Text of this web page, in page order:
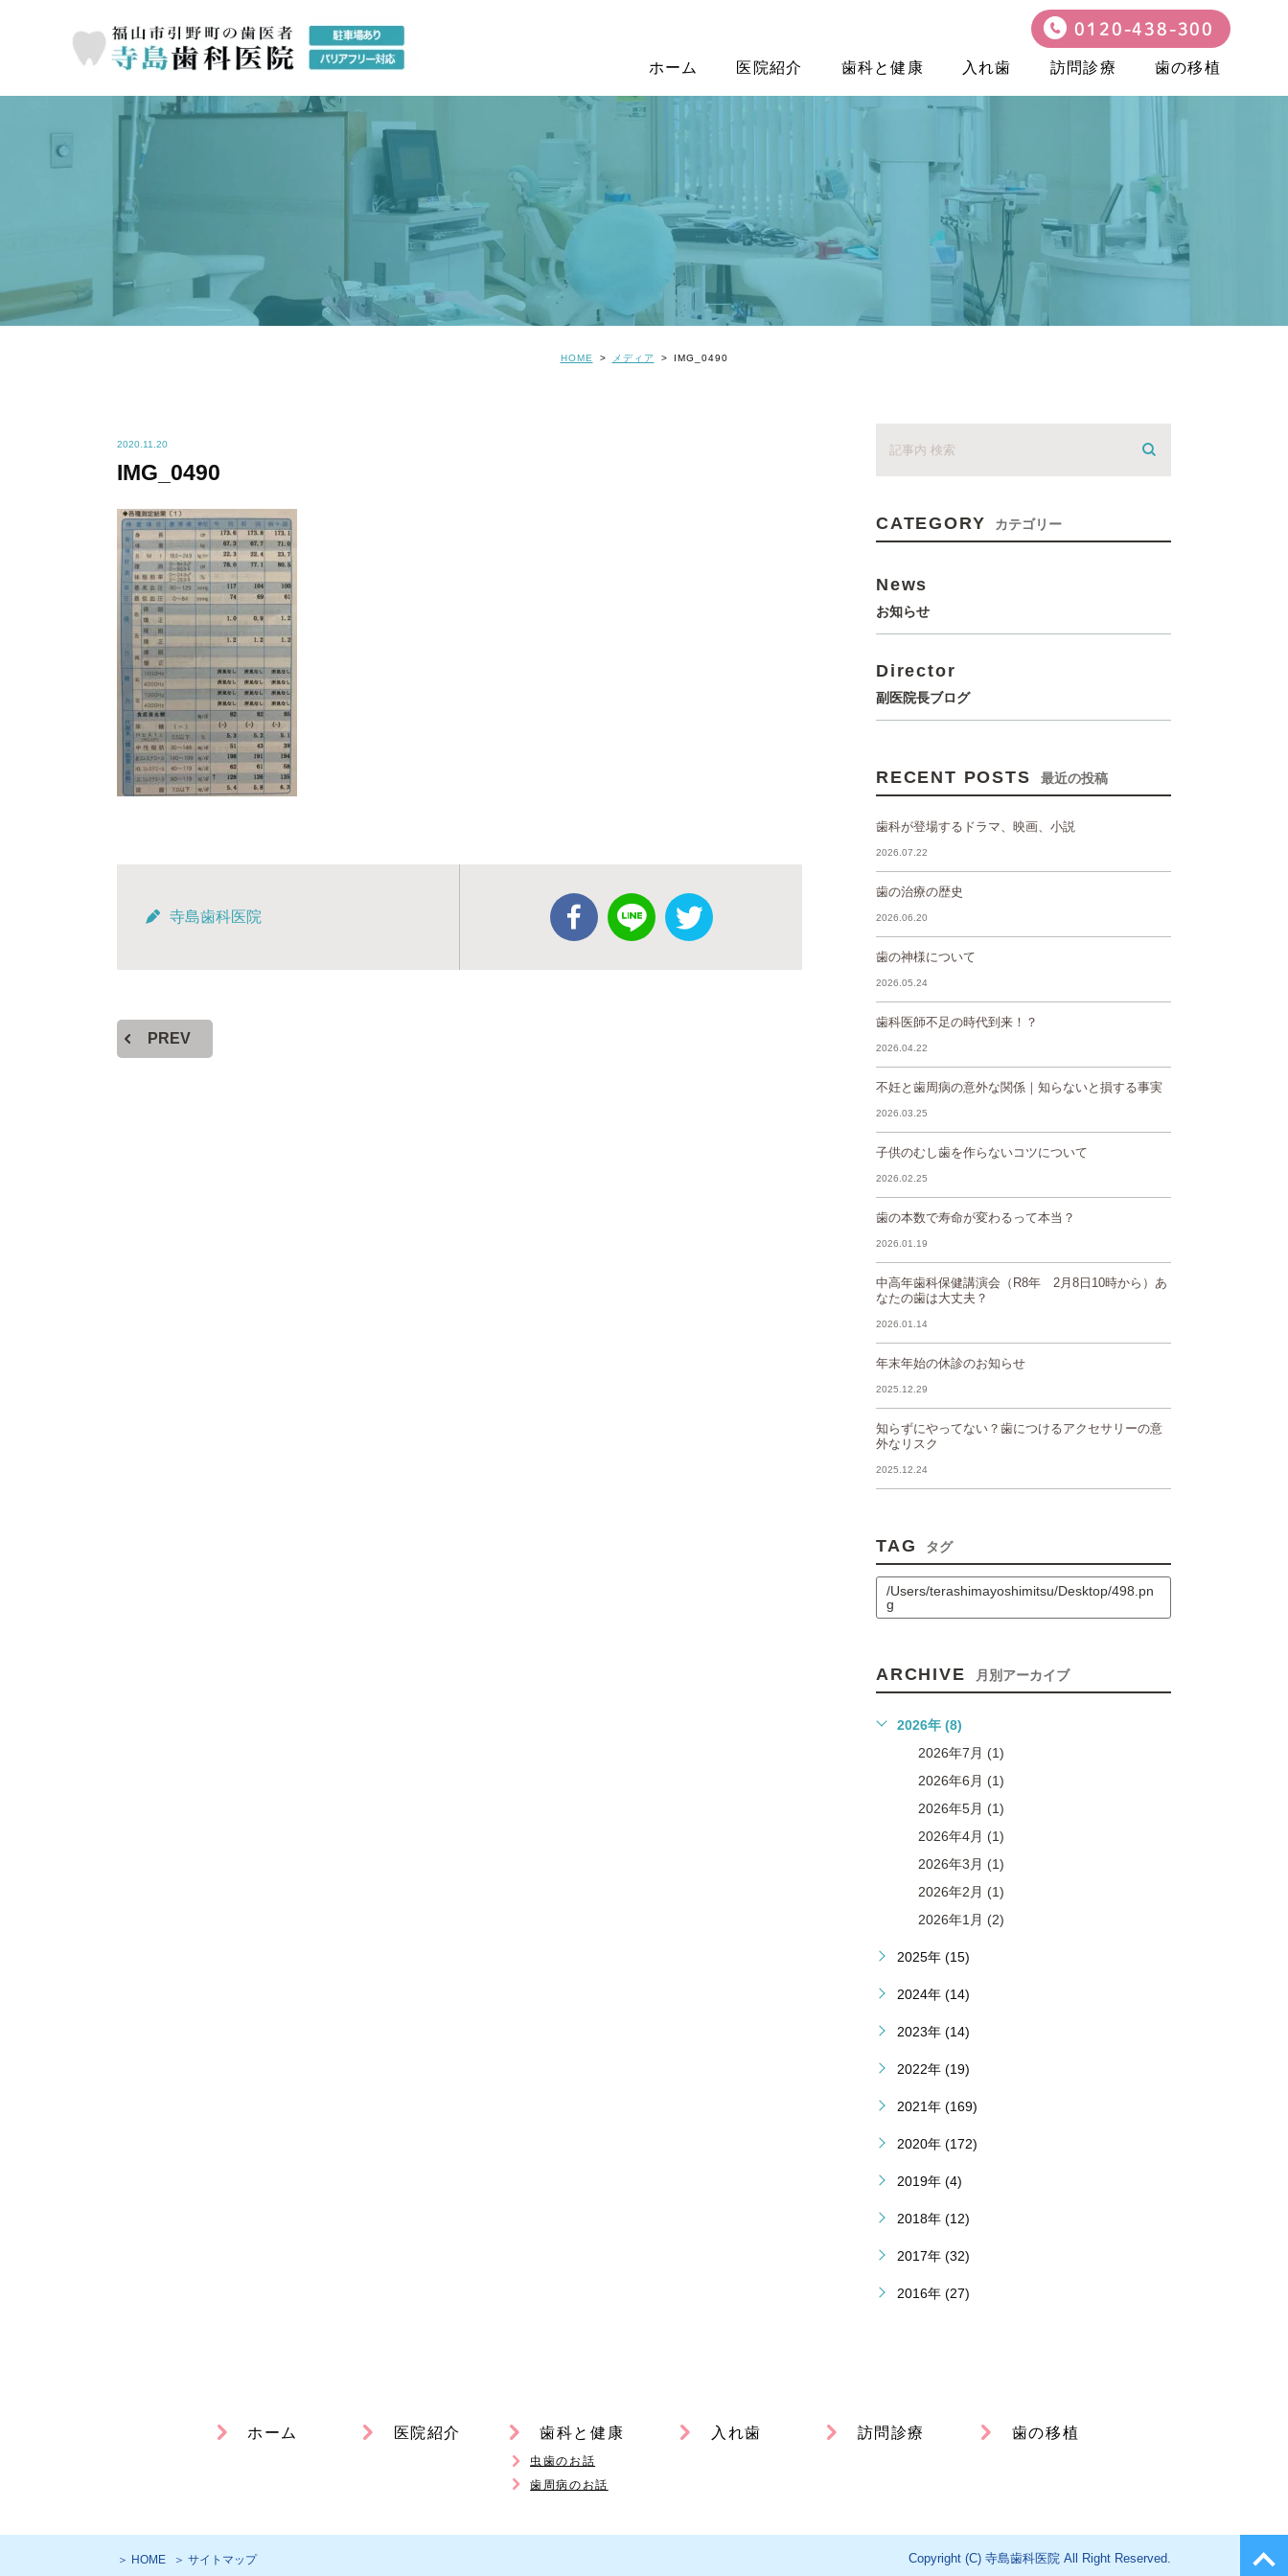
0120-438-300
ホーム 医院紹介 歯科と健康 入れ歯 訪問診療 歯の移植
HOME メディア IMG_0490
2020.11.20
IMG_0490
寺島歯科医院
PREV
CATEGORY カテゴリー
News
お知らせ
Director
副医院長ブログ
RECENT POSTS 最近の投稿
歯科が登場するドラマ、映画、小説
2026.07.22
歯の治療の歴史
2026.06.20
歯の神様について
2026.05.24
歯科医師不足の時代到来！？
2026.04.22
不妊と歯周病の意外な関係｜知らないと損する事実
2026.03.25
子供のむし歯を作らないコツについて
2026.02.25
歯の本数で寿命が変わるって本当？
2026.01.19
中高年歯科保健講演会（R8年 2月8日10時から）あ
なたの歯は大丈夫？
2026.01.14
年末年始の休診のお知らせ
2025.12.29
知らずにやってない？歯につけるアクセサリーの意
外なリスク
2025.12.24
TAG タグ
/Users/terashimayoshimitsu/Desktop/498.pn
g
ARCHIVE 月別アーカイブ
2026年 (8)
2026年7月 (1)
2026年6月 (1)
2026年5月 (1)
2026年4月 (1)
2026年3月 (1)
2026年2月 (1)
2026年1月 (2)
2025年 (15)
2024年 (14)
2023年 (14)
2022年 (19)
2021年 (169)
2020年 (172)
2019年 (4)
2018年 (12)
2017年 (32)
2016年 (27)
ホーム 医院紹介 歯科と健康
虫歯のお話
歯周病のお話
入れ歯 訪問診療 歯の移植
＞ HOME ＞ サイトマップ Copyright (C) 寺島歯科医院 All Right Reserved.